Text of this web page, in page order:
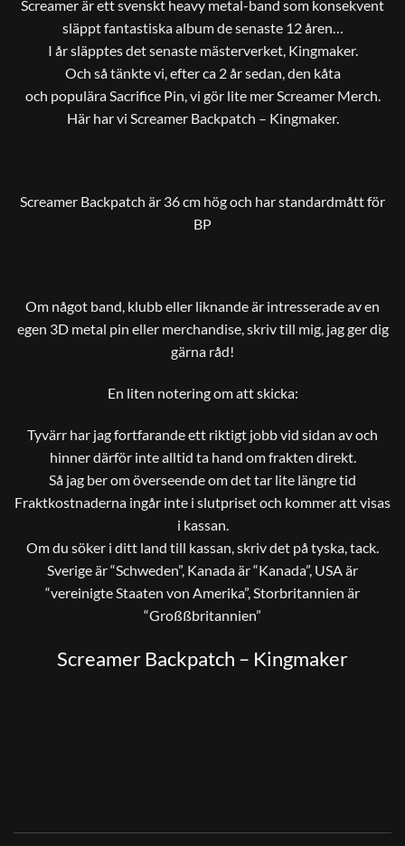
Screamer är ett svenskt heavy metal-band som konsekvent
släppt fantastiska album de senaste 12 åren…
I år släpptes det senaste mästerverket, Kingmaker.
Och så tänkte vi, efter ca 2 år sedan, den kåta
och populära Sacrifice Pin, vi gör lite mer Screamer Merch.
Här har vi Screamer Backpatch – Kingmaker.
Screamer Backpatch är 36 cm hög och har standardmått för
BP
Om något band, klubb eller liknande är intresserade av en
egen 3D metal pin eller merchandise, skriv till mig, jag ger dig
gärna råd!
En liten notering om att skicka:
Tyvärr har jag fortfarande ett riktigt jobb vid sidan av och
hinner därför inte alltid ta hand om frakten direkt.
Så jag ber om överseende om det tar lite längre tid
Fraktkostnaderna ingår inte i slutpriset och kommer att visas
i kassan.
Om du söker i ditt land till kassan, skriv det på tyska, tack.
Sverige är “Schweden”, Kanada är “Kanada”, USA är
“vereinigte Staaten von Amerika”, Storbritannien är
“Großßbritannien”
Screamer Backpatch – Kingmaker